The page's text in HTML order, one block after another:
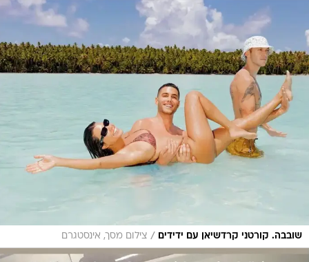
שובבה. קורטני קרדשיאן עם ידידים / צילום מסך, אינסטגרם